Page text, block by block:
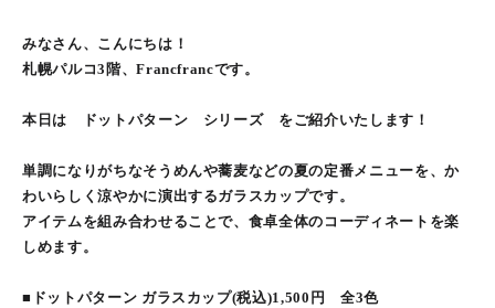
みなさん、こんにちは！
札幌パルコ3階、Francfrancです。
本日は ドットパターン シリーズ をご紹介いたします！
単調になりがちなそうめんや蕎麦などの夏の定番メニューを、か
わいらしく涼やかに演出するガラスカップです。
アイテムを組み合わせることで、食卓全体のコーディネートを楽
しめます。
■ドットパターン ガラスカップ(税込)1,500円 全3色